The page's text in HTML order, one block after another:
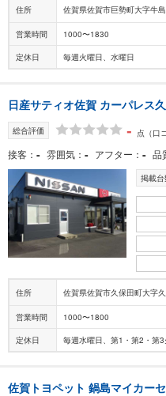
住所 佐賀県佐賀市巨勢町大字牛
営業時間 1000〜1830
定休日 毎週火曜日、水曜日
日産サティオ佐賀 カーパレス
総合評価 - 点 （口
接客 - 雰囲気 - アフター - 品
掲載
住所 佐賀県佐賀市久保田町大字
営業時間 1000〜1800
定休日 毎週水曜日、第1・第2・第3
佐賀トヨペット 鍋島マイカー